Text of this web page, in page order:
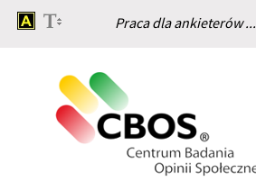
Praca dla ankieterów ...